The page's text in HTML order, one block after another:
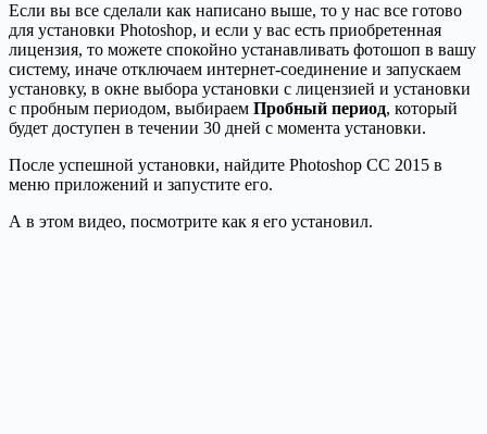
Если вы все сделали как написано выше, то у нас все готово
для установки Photoshop, и если у вас есть приобретенная
лицензия, то можете спокойно устанавливать фотошоп в вашу
систему, иначе отключаем интернет-соединение и запускаем
установку, в окне выбора установки с лицензией и установки
с пробным периодом, выбираем Пробный период, который
будет доступен в течении 30 дней с момента установки.
После успешной установки, найдите Photoshop CC 2015 в
меню приложений и запустите его.
А в этом видео, посмотрите как я его установил.